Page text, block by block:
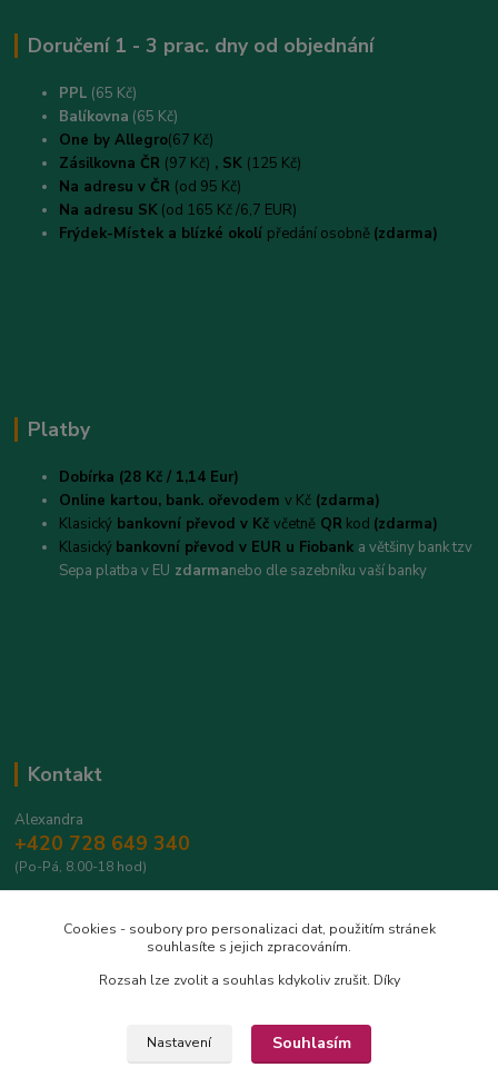
Doručení 1 - 3 prac. dny od objednání
PPL (65 Kč)
Balíkovna (65 Kč)
One by Allegro(67 Kč)
Zásilkovna ČR (97 Kč) , SK (125 Kč)
Na adresu v ČR (od 95 Kč)
Na adresu SK (od 165 Kč /6,7 EUR)
Frýdek-Místek a blízké okolí předání osobně (zdarma)
Platby
Dobírka (28 Kč / 1,14 Eur)
Online kartou, bank. ořevodemv Kč (zdarma)
Klasický bankovní převod v Kčvčetně QR kod (zdarma)
Klasický bankovní převod v EUR u Fiobank a většiny bank tzv
Sepa platba v EU zdarmanebo dle sazebníku vaší banky
Kontakt
Alexandra
+420 728 649 340
(Po-Pá, 8.00-18 hod)
Upravit sběr cookies.
Cookies - soubory pro personalizaci dat, použitím stránek
souhlasíte s jejich zpracováním.
Rozsah lze zvolit a souhlas kdykoliv zrušit. Díky
Nastavení Souhlasím